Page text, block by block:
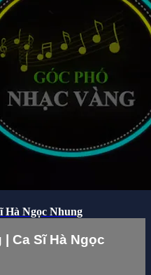
Hà Ngọc Nhung
Ca Sĩ Hà Ngọc